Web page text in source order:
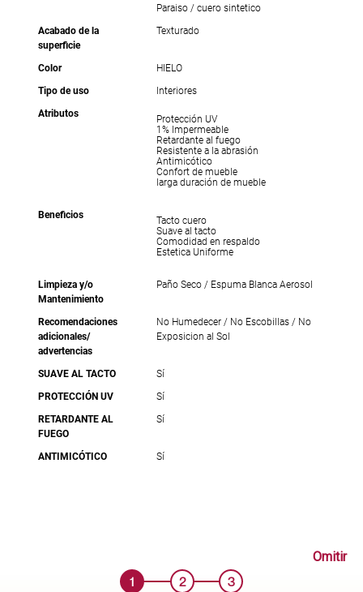
Paraiso / cuero sintetico
Acabado de la
superficie
Texturado
Color
HIELO
Tipo de uso
Interiores
Atributos
Protección UV
1% Impermeable
Retardante al fuego
Resistente a la abrasión
Antimicótico
Confort de mueble
larga duración de mueble
Beneficios
Tacto cuero
Suave al tacto
Comodidad en respaldo
Estetica Uniforme
Limpieza y/o
Mantenimiento
Paño Seco / Espuma Blanca Aerosol
Recomendaciones
adicionales/
advertencias
No Humedecer / No Escobillas / No
Exposicion al Sol
SUAVE AL TACTO
Sí
PROTECCIÓN UV
Sí
RETARDANTE AL
FUEGO
Sí
ANTIMICÓTICO Sí